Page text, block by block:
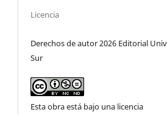
Licencia
Derechos de autor 2026 Editorial
Sur
Esta obra está bajo una licencia